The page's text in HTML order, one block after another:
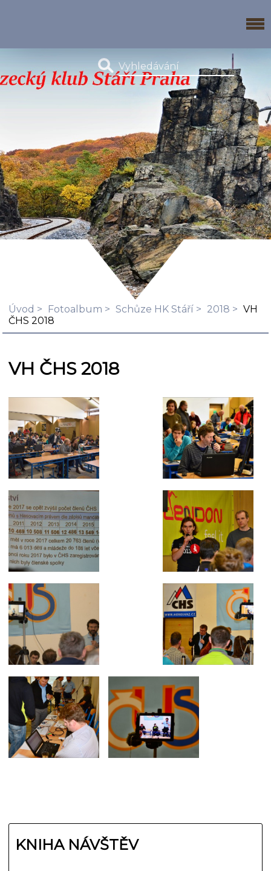
Úvod Fotoalbum Schůze HK Stáří 2018
VH
ČHS 2018
VH ČHS 2018
KNIHA NÁVŠTĚV